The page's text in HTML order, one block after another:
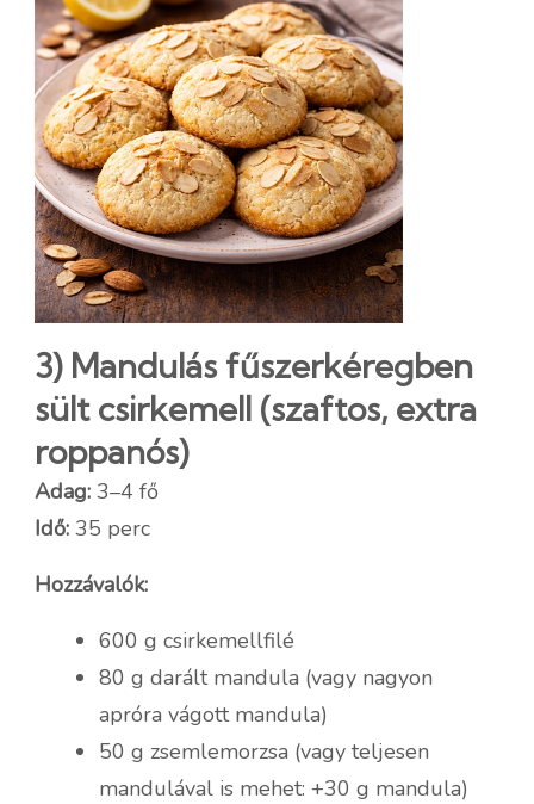
3) Mandulás fűszerkéregben
sült csirkemell (szaftos, extra
roppanós)
Adag: 3–4 fő
Idő: 35 perc
Hozzávalók:
600 g csirkemellfilé
80 g darált mandula (vagy nagyon
apróra vágott mandula)
50 g zsemlemorzsa (vagy teljesen
mandulával is mehet: +30 g mandula)